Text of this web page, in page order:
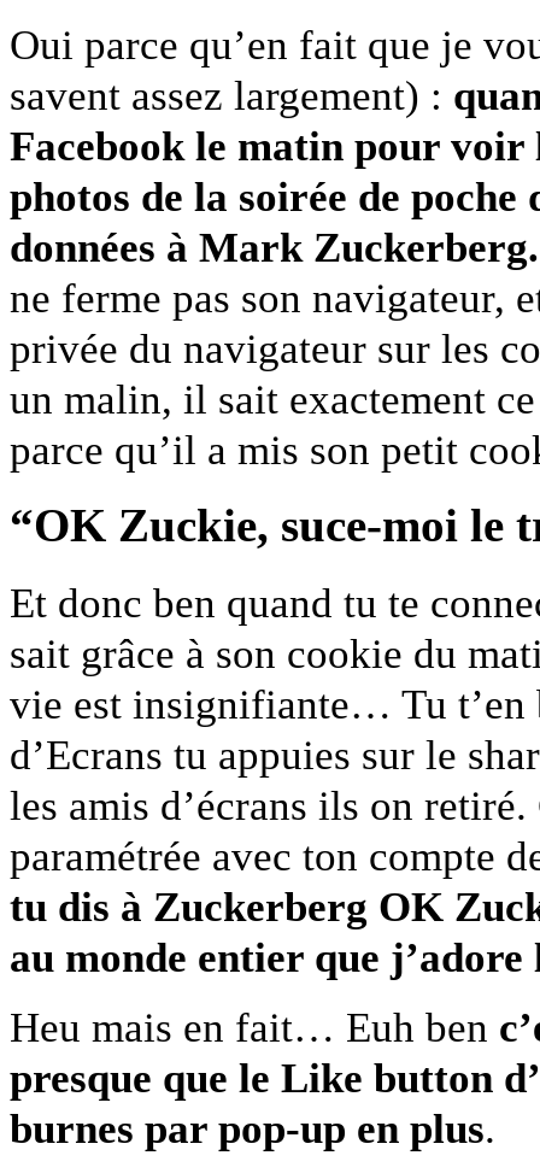
Oui parce qu’en fait que je
savent assez largement) :
Facebook le matin pour
photos de la soirée de
données à Mark
ne ferme pas son navigateur,
privée du navigateur sur les
un malin, il sait exactement
parce qu’il a mis son petit
“OK Zuckie, suce-moi le
Et donc ben quand tu te
sait grâce à son cookie du
vie est insignifiante… Tu t’en
d’Ecrans tu appuies sur le
les amis d’écrans ils on
paramétrée avec ton compte
tu dis à Zuckerberg OK
au monde entier que
Heu mais en fait… Euh ben
presque que le Like button
burnes par pop-up en plus.